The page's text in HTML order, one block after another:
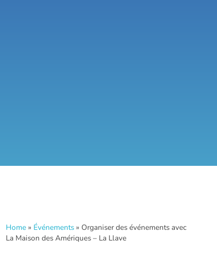
Home » Événements » Organiser des événements avec
La Maison des Amériques – La Llave